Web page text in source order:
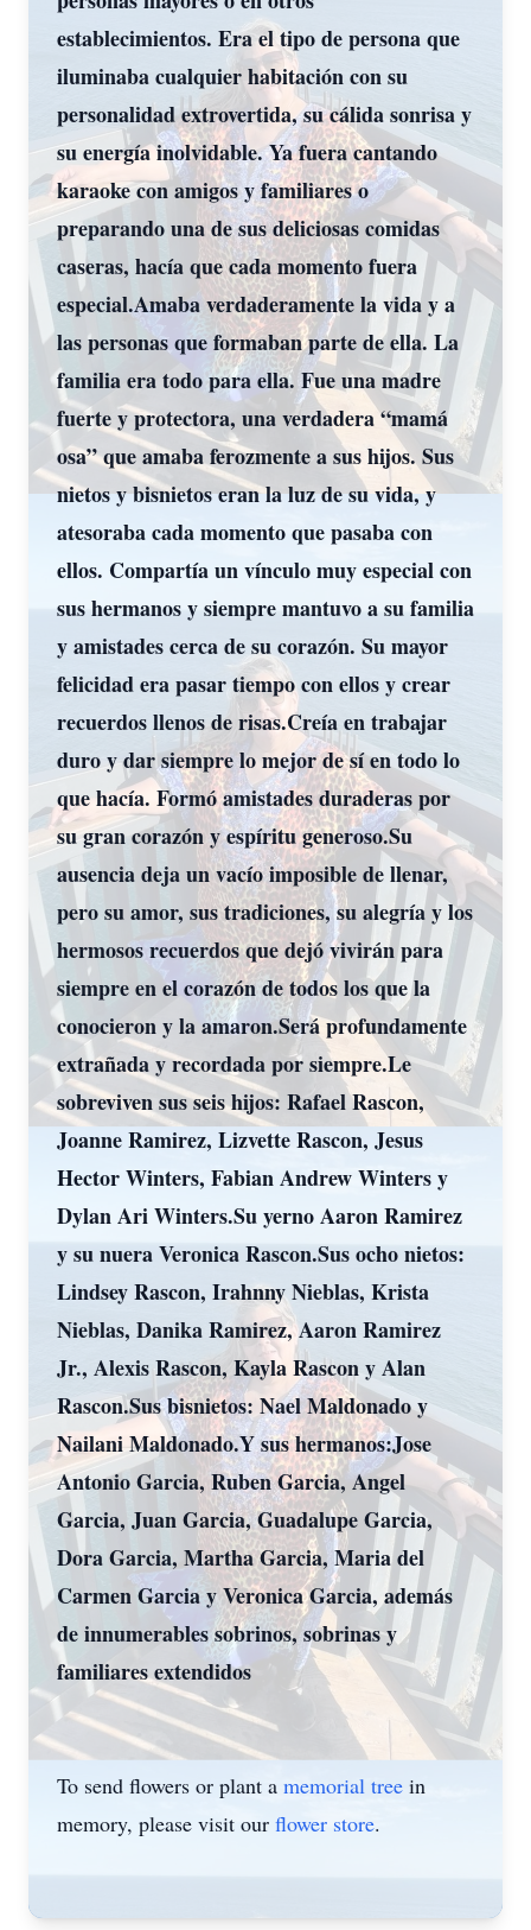
establecimientos. Era el tipo de persona que
iluminaba cualquier habitación con su
personalidad extrovertida, su cálida sonrisa y
su energía inolvidable. Ya fuera cantando
karaoke con amigos y familiares o
preparando una de sus deliciosas comidas
caseras, hacía que cada momento fuera
especial.Amaba verdaderamente la vida y a
las personas que formaban parte de ella. La
familia era todo para ella. Fue una madre
fuerte y protectora, una verdadera “mamá
osa” que amaba ferozmente a sus hijos. Sus
nietos y bisnietos eran la luz de su vida, y
atesoraba cada momento que pasaba con
ellos. Compartía un vínculo muy especial con
sus hermanos y siempre mantuvo a su familia
y amistades cerca de su corazón. Su mayor
felicidad era pasar tiempo con ellos y crear
recuerdos llenos de risas.Creía en trabajar
duro y dar siempre lo mejor de sí en todo lo
que hacía. Formó amistades duraderas por
su gran corazón y espíritu generoso.Su
ausencia deja un vacío imposible de llenar,
pero su amor, sus tradiciones, su alegría y los
hermosos recuerdos que dejó vivirán para
siempre en el corazón de todos los que la
conocieron y la amaron.Será profundamente
extrañada y recordada por siempre.Le
sobreviven sus seis hijos: Rafael Rascon,
Joanne Ramirez, Lizvette Rascon, Jesus
Hector Winters, Fabian Andrew Winters y
Dylan Ari Winters.Su yerno Aaron Ramirez
y su nuera Veronica Rascon.Sus ocho nietos:
Lindsey Rascon, Irahnny Nieblas, Krista
Nieblas, Danika Ramirez, Aaron Ramirez
Jr., Alexis Rascon, Kayla Rascon y Alan
Rascon.Sus bisnietos: Nael Maldonado y
Nailani Maldonado.Y sus hermanos:Jose
Antonio Garcia, Ruben Garcia, Angel
Garcia, Juan Garcia, Guadalupe Garcia,
Dora Garcia, Martha Garcia, Maria del
Carmen Garcia y Veronica Garcia, además
de innumerables sobrinos, sobrinas y
familiares extendidos
To send flowers or plant a memorial tree in
memory, please visit our flower store.